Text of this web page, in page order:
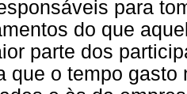
para
do que
parte dos
que o tempo